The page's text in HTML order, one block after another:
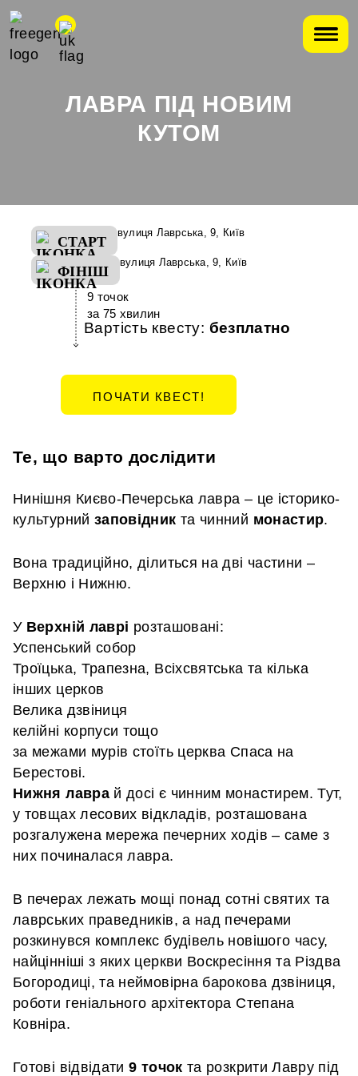
ЛАВРА ПІД НОВИМ
КУТОМ
СТАРТ
вулиця Лаврська, 9, Київ
ФІНІШ
вулиця Лаврська, 9, Київ
9 точок
за 75 хвилин
Вартість квесту: безплатно
ПОЧАТИ КВЕСТ!
Те, що варто дослідити
Нинішня Києво-Печерська лавра – це історико-
культурний заповідник та чинний монастир.
Вона традиційно, ділиться на дві частини –
Верхню і Нижню.
У Верхній лаврі розташовані:
Успенський собор
Троїцька, Трапезна, Всіхсвятська та кілька
інших церков
Велика дзвіниця
келійні корпуси тощо
за межами мурів стоїть церква Спаса на
Берестові.
Нижня лаврай досі є чинним монастирем. Тут,
у товщах лесових відкладів, розташована
розгалужена мережа печерних ходів – саме з
них починалася лавра.
В печерах лежать мощі понад сотні святих та
лаврських праведників, а над печерами
розкинувся комплекс будівель новішого часу,
найцінніші з яких церкви Воскресіння та Різдва
Богородиці, та неймовірна барокова дзвіниця,
роботи геніального архітектора Степана
Ковніра.
Готові відвідати9 точокта розкрити Лавру під